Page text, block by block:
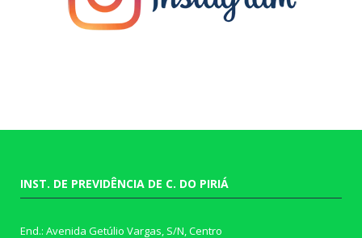
INST. DE PREVIDÊNCIA DE C. DO PIRIÁ
End.: Avenida Getúlio Vargas, S/N, Centro